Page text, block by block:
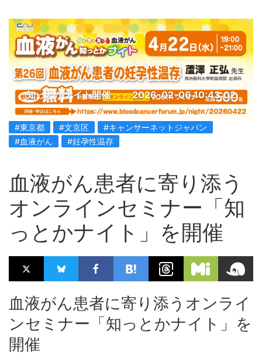
知っとかナイト開催 2026-02-06 10:43:02
#東京都 #文京区
#キャンサーネットジャパン
#血液がん
#妊孕性温存
血液がん患者に寄り添う
オンラインセミナー「知
っとかナイト」を開催
血液がん患者に寄り添うオンライ
ンセミナー「知っとかナイト」を
開催